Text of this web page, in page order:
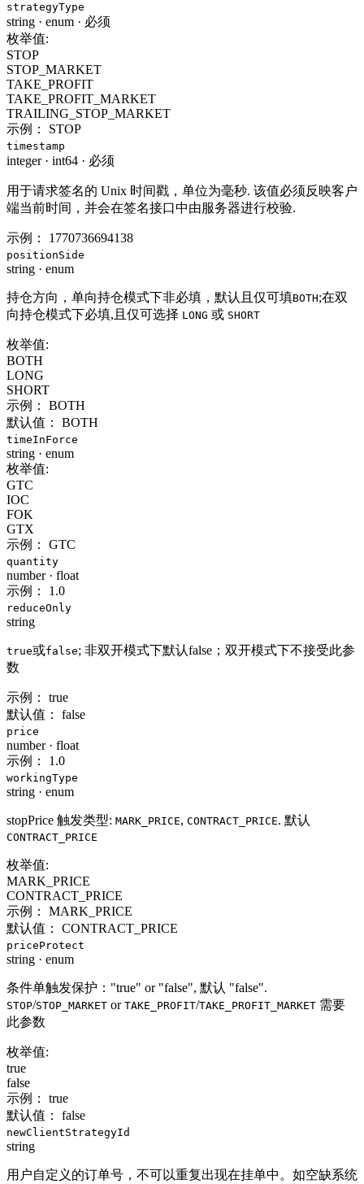
strategyType
string · enum · 必须
枚举值:
STOP
STOP_MARKET
TAKE_PROFIT
TAKE_PROFIT_MARKET
TRAILING_STOP_MARKET
示例：
STOP
timestamp
integer· int64 · 必须
用于请求签名的 Unix 时间戳，单位为毫秒. 该值必须反映客户
端当前时间，并会在签名接口中由服务器进行校验.
示例： 1770736694138
positionSide
string · enum
持仓方向，单向持仓模式下非必填，默认且仅可填BOTH;在双
向持仓模式下必填,且仅可选择 LONG 或 SHORT
枚举值:
BOTH
LONG
SHORT
示例：
BOTH
默认值：
BOTH
timeInForce
string · enum
枚举值:
GTC
IOC
FOK
GTX
示例：
GTC
quantity
number· float
示例：
1.0
reduceOnly
string
true或false; 非双开模式下默认false；双开模式下不接受此参
数
示例：
true
默认值：
false
price
number· float
示例：
1.0
workingType
string · enum
stopPrice 触发类型: MARK_PRICE, CONTRACT_PRICE. 默认
CONTRACT_PRICE
枚举值:
MARK_PRICE
CONTRACT_PRICE
示例：
MARK_PRICE
默认值：
CONTRACT_PRICE
priceProtect
string · enum
条件单触发保护："true" or "false", 默认 "false".
STOP/STOP_MARKET or TAKE_PROFIT/TAKE_PROFIT_MARKET 需要
此参数
枚举值:
true
false
示例：
true
默认值：
false
newClientStrategyId
string
用户自定义的订单号，不可以重复出现在挂单中。如空缺系统